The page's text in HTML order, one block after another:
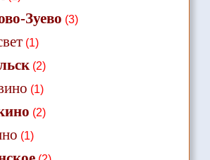
Зуево (3)
(1)
(2)
(1)
(2)
(1)